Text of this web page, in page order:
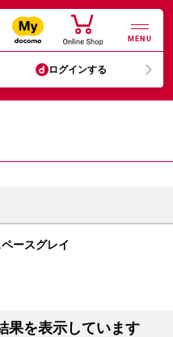
MENU
ログインする
ースグレイ
果を表示しています